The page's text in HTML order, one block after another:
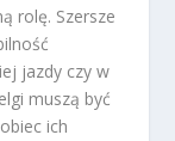
rolę. Szersze
jazdy czy w
muszą być
ich